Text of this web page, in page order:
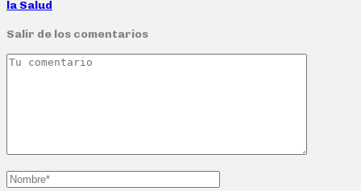
la Salud
Salir de los comentarios